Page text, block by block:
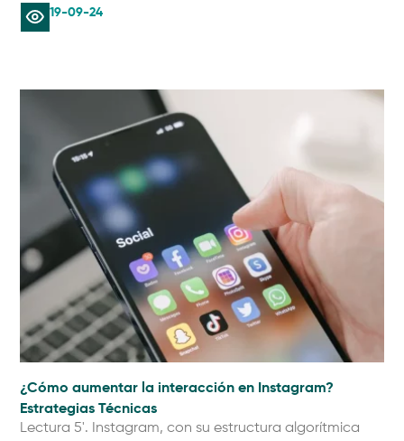
19-09-24
¿Cómo aumentar la interacción en Instagram?
Estrategias Técnicas
Lectura 5'. Instagram, con su estructura algorítmica